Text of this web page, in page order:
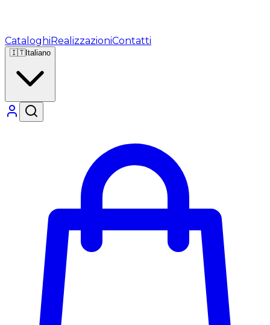
CataloghiRealizzazioniContatti
🇮🇹Italiano